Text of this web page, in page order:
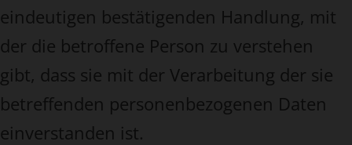
eindeutigen bestätigenden Handlung, mit
der die betroffene Person zu verstehen
gibt, dass sie mit der Verarbeitung der sie
betreffenden personenbezogenen Daten
einverstanden ist.